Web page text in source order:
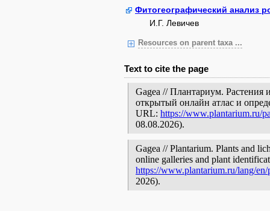
Фитогеографический анализ
И.Г. Левичев
Resources on parent taxa ...
Text to cite the page
Gagea // Плантариум.
открытый онлайн атлас и
URL: https://www.plantarium.ru/
08.08.2026).
Gagea // Plantarium. Plants and
online galleries and plant
https://www.plantarium.ru/lang/
2026).